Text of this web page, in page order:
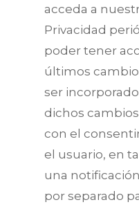
acceda a
Privacidad
poder tener
últimos
ser
dichos
con el
el usuario, en
una
por separado